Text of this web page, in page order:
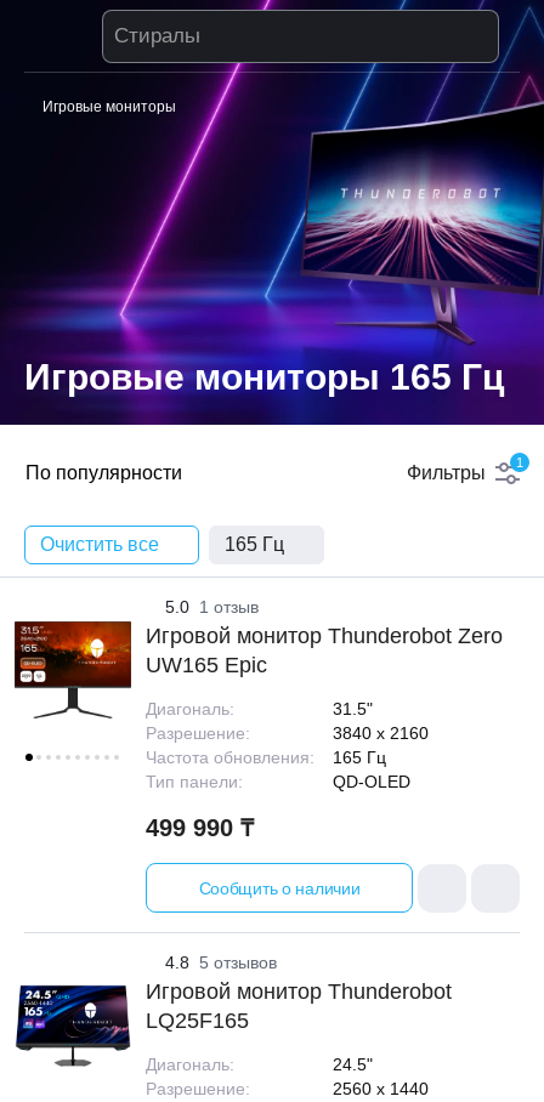
Стиральная машина
Игровые мониторы
Игровые мониторы 165 Гц
По популярности Фильтры 1
Очистить все 165 Гц
5.0 1 отзыв
Игровой монитор Thunderobot Zero
UW165 Epic
Диагональ:
31.5"
Разрешение:
3840 x 2160
Частота обновления:
165 Гц
Тип панели:
QD-OLED
499 990 ₸
Сообщить о наличии
4.8 5 отзывов
Игровой монитор Thunderobot
LQ25F165
Диагональ:
24.5"
Разрешение:
2560 x 1440